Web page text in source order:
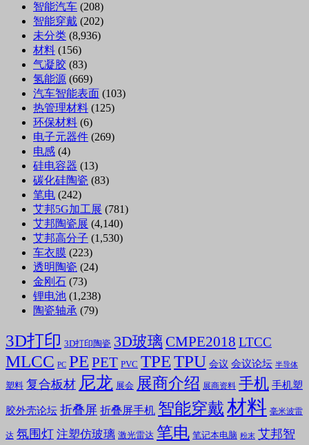
智能汽车 (208)
智能穿戴 (202)
未分类 (8,936)
材料 (156)
气凝胶 (83)
氢能源 (669)
汽车智能表面 (103)
热管理材料 (125)
环保材料 (6)
电子元器件 (269)
电感 (4)
硅电容器 (13)
碳化硅陶瓷 (83)
笔电 (242)
艾邦5G加工展 (781)
艾邦陶瓷展 (4,140)
艾邦高分子 (1,530)
车衣膜 (223)
透明陶瓷 (24)
金刚石 (73)
锂电池 (1,238)
陶瓷轴承 (79)
3D打印 3D打印陶瓷 3D玻璃 CMPE2018 LTCC
MLCC PC PE PET PVC TPETPU 会议 会议论坛 半导体
塑料 复合板材 尼龙 展会 展商介绍 展商资料 手机 手机塑
胶外壳论坛 折叠屏 折叠屏手机 智能穿戴材料 毫米波雷
达 氛围灯 注塑仿玻璃 激光雷达 笔电 笔记本电脑 粉末 艾邦智